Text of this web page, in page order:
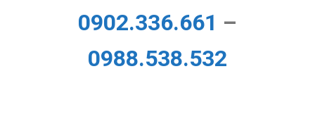
0902.336.661 –
0988.538.532